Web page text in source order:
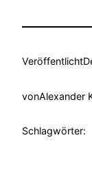
Veröffentlicht
vonAlexander
Schlagwörter: